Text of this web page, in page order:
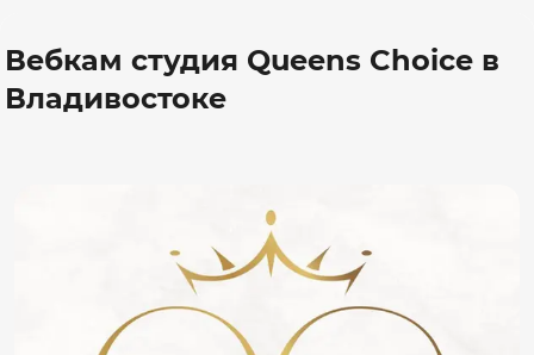
Вебкам студия Queens Choice в
Владивостоке